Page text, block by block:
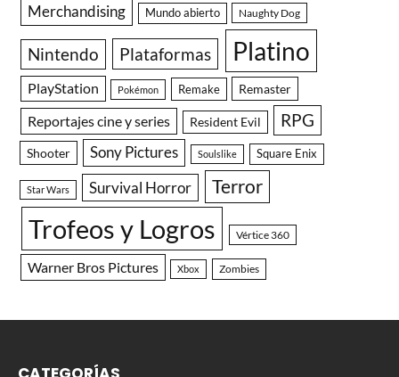
Merchandising Mundo abierto Naughty Dog
Nintendo Plataformas Platino
PlayStation Pokémon Remake Remaster
Reportajes cine y series Resident Evil RPG
Shooter Sony Pictures Soulslike Square Enix
Star Wars Survival Horror Terror
Trofeos y Logros Vértice 360
Warner Bros Pictures Xbox Zombies